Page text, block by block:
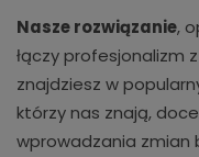
Nasze rozwiązanie,
łączy profesjonalizm
znajdziesz w
którzy nas znają,
wprowadzania zmian